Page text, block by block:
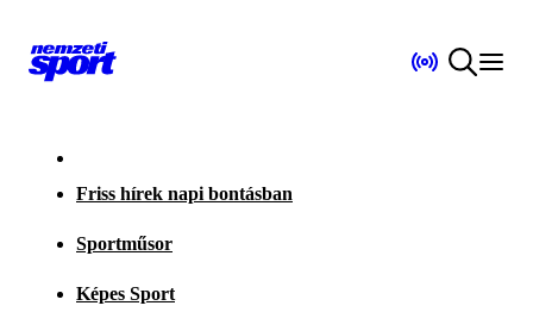
Friss hírek napi bontásban
Sportműsor
Képes Sport